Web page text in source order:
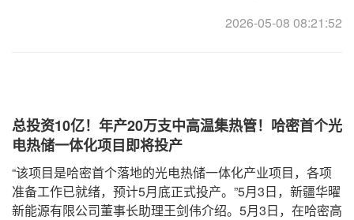
2026-05-08 08:21:52
总投资10亿！年产20万支中高温集热管！哈密首个光
电热储一体化项目即将投产
“该项目是哈密首个落地的光电热储一体化产业项目，各项
准备工作已就绪，预计5月底正式投产。”5月3日，新疆华曜
新能源有限公司董事长助理王剑伟介绍。5月3日，在哈密高